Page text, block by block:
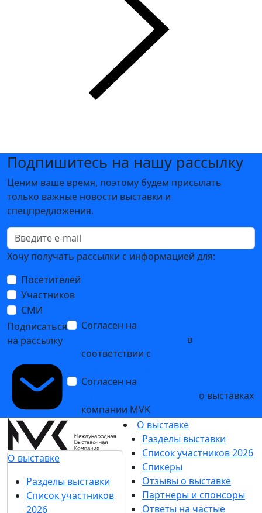
Подпишитесь на нашу рассылку
Ценим ваше время, поэтому будем присылать
только важные новости выставки и
спецпредложения.
Хочу получать рассылки с информацией для:
Посетителей
Участников
СМИ
Подписаться
на рассылку
Согласен на
в
соответствии с
Согласен на
о выставках
компании MVK
О выставке
Разделы выставки
Список участников
2026
О выставке
Разделы выставки
Список участников 2026
Спикеры
Отзывы о выставке
Партнеры и спонсоры
Ответы на частые